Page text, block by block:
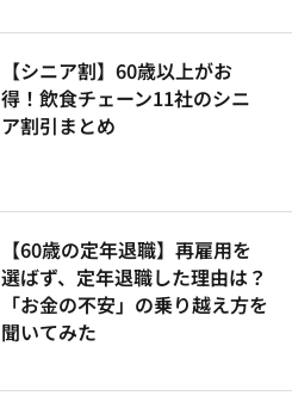
【シニア割】60歳以上がお
得！飲食チェーン11社のシニ
ア割引まとめ
【60歳の定年退職】再雇用を
選ばず、定年退職した理由は？
「お金の不安」の乗り越え方を
聞いてみた